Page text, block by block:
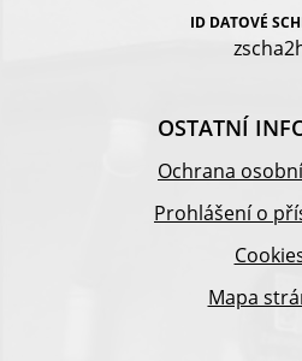
ID DATOVÉ
OSTATNÍ
Ochrana
Prohlášení o
Mapa